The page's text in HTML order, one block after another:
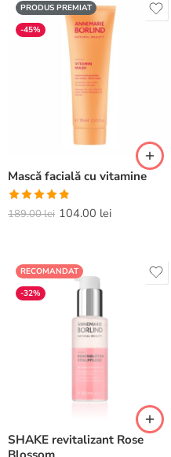
PRODUS PREMIAT
-45%
Mască facială cu vitamine
Evaluat la
189.00lei 104.00 lei
RECOMANDAT
-32%
SHAKE revitalizant Rose